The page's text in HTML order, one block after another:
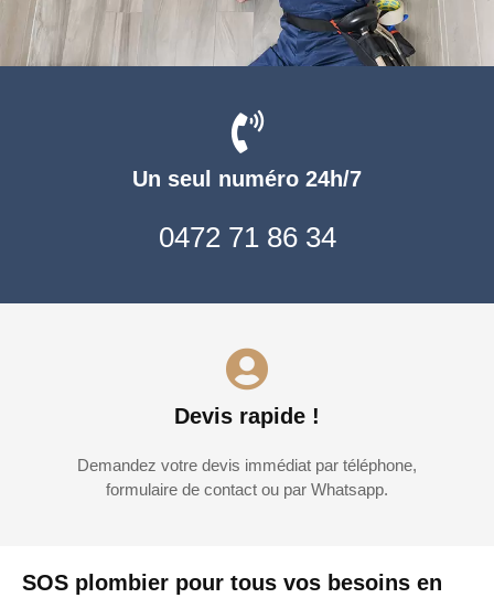
SOS plombier pour tous vos besoins en
Un seul numéro 24h/7
0472 71 86 34
Devis rapide !
Demandez votre devis immédiat par téléphone,
formulaire de contact ou par Whatsapp.